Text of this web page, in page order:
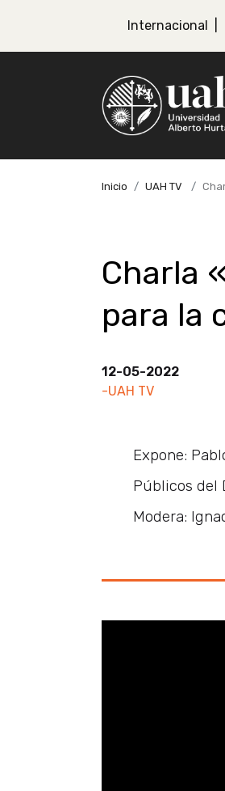
Internacional
Inicio UAH TV
Charla
para la
12-05-2022
-UAH TV
Expone:
Públicos del
Modera: